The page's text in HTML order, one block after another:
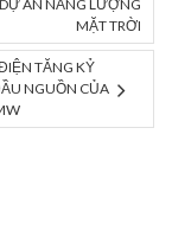
ÁN NĂNG LƯỢNG
MẶT TRỜI
TĂNG KỶ
NGUỒN CỦA